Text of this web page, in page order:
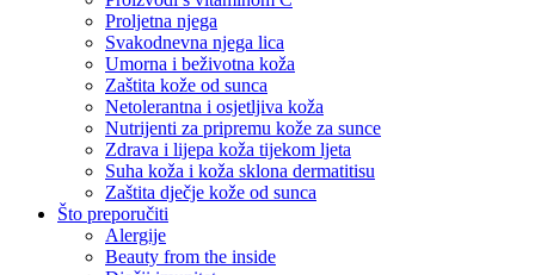
Proljetna njega
Svakodnevna njega lica
Umorna i beživotna koža
Zaštita kože od sunca
Netolerantna i osjetljiva koža
Nutrijenti za pripremu kože za sunce
Zdrava i lijepa koža tijekom ljeta
Suha koža i koža sklona dermatitisu
Zaštita dječje kože od sunca
Što preporučiti
Alergije
Beauty from the inside